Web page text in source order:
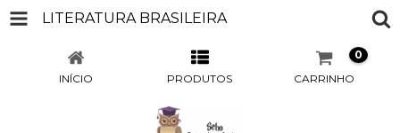
LITERATURA BRASILEIRA
INÍCIO PRODUTOS CARRINHO
0